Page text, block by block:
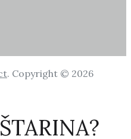
. Copyright © 2026